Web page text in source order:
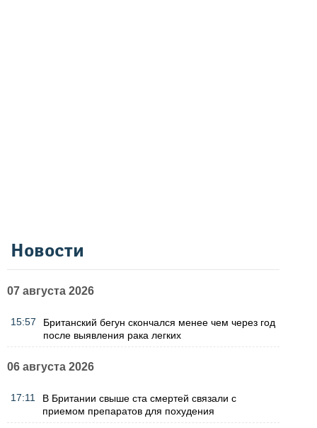
Новости
07 августа 2026
15:57
Британский бегун скончался менее чем через год
после выявления рака легких
06 августа 2026
17:11
В Британии свыше ста смертей связали с
приемом препаратов для похудения